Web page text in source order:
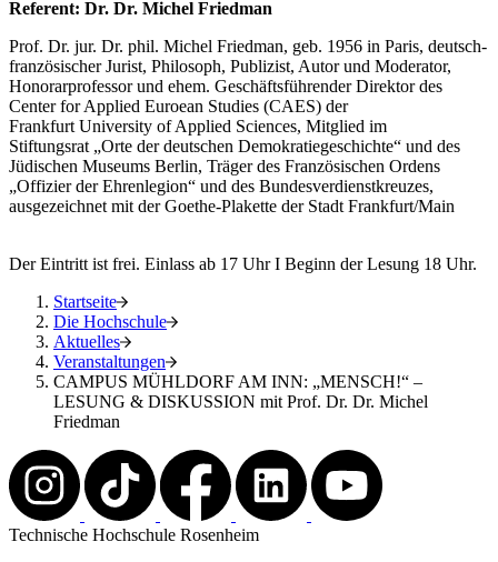
Referent: Dr. Dr. Michel Friedman
Prof. Dr. jur. Dr. phil. Michel Friedman, geb. 1956 in Paris, deutsch-
französischer Jurist, Philosoph, Publizist, Autor und Moderator,
Honorarprofessor und ehem. Geschäftsführender Direktor des
Center for Applied Euroean Studies (CAES) der
Frankfurt University of Applied Sciences, Mitglied im
Stiftungsrat „Orte der deutschen Demokratiegeschichte“ und des
Jüdischen Museums Berlin, Träger des Französischen Ordens
„Offizier der Ehrenlegion“ und des Bundesverdienstkreuzes,
ausgezeichnet mit der Goethe-Plakette der Stadt Frankfurt/Main
Der Eintritt ist frei. Einlass ab 17 Uhr I Beginn der Lesung 18 Uhr.
Startseite
Die Hochschule
Aktuelles
Veranstaltungen
CAMPUS MÜHLDORF AM INN: „MENSCH!“ –
LESUNG & DISKUSSION mit Prof. Dr. Dr. Michel
Friedman
Technische Hochschule Rosenheim